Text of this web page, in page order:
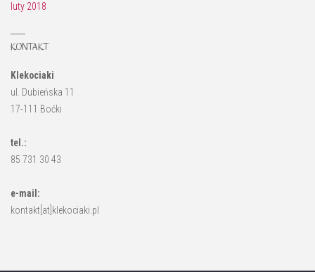
luty 2018
KONTAKT
Klekociaki
ul. Dubieńska 11
17-111 Boćki
tel.:
85 731 30 43
e-mail:
kontakt[at]klekociaki.pl